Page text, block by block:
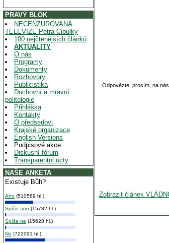
PRAVÝ BLOK
NECENZUROVANÁ
TELEVIZE Petra Cibulky
100 nejčtenějších článků
AKTUALITY
O nás
Programy
Dokumenty
Rozhovory
Publicistika
Duchovní a mravní
politologie
Přihláška
Kontakty
O předsedovi
Krajské organizace
English Versions
Podpisové akce
Diskusní fórum
Transparentni ucty
NAŠE ANKETA
Existuje Bůh?
Ano (510589 hl.)
Spíše ano (15782 hl.)
Spíše ne (15628 hl.)
Ne (722091 hl.)
Odpovězte, prosím, na
Zobrazit článek